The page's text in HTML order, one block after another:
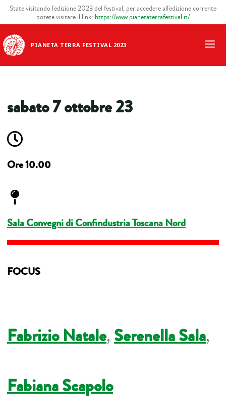
PIANETA TERRA FESTIVAL 2023
State visitando l'edizione 2023 del festival, per accedere all'edizione corrente
potete visitare il link: https://www.pianetaterrafestival.it/
sabato 7 ottobre 23
Ore 10.00
Sala Convegni di Confindustria Toscana Nord
FOCUS
Fabrizio Natale,Serenella Sala,
Fabiana Scapolo